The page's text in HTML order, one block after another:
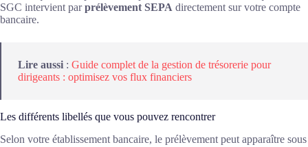
SGC intervient parprélèvement SEPA directement sur votre compte
bancaire.
Lire aussi : Guide complet de la gestion de trésorerie pour
dirigeants : optimisez vos flux financiers
Les différents libellés que vous pouvez rencontrer
Selon votre établissement bancaire, le prélèvement peut apparaître sous